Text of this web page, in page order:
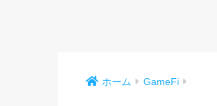
ホーム GameFi